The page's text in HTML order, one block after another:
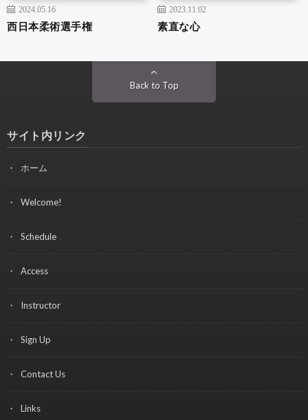
2024.05.16
西日本柔術選手権
2023.11.02
素直な心
Back to Top
サイト内リンク
ホーム
Welcome!
Schedule
Access
Instructor
Sign Up
Contact Us
Links